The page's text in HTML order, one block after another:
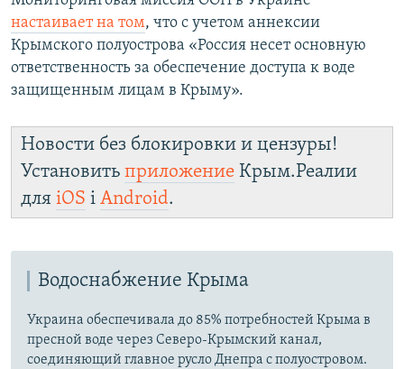
настаивает на том, что с учетом аннексии
Крымского полуострова «Россия несет основную
ответственность за обеспечение доступа к воде
защищенным лицам в Крыму».
Новости без блокировки и цензуры!
Установить приложение Крым.Реалии
для iOS і Android.
Водоснабжение Крыма
Украина обеспечивала до 85% потребностей Крыма в
пресной воде через Северо-Крымский канал,
соединяющий главное русло Днепра с полуостровом.